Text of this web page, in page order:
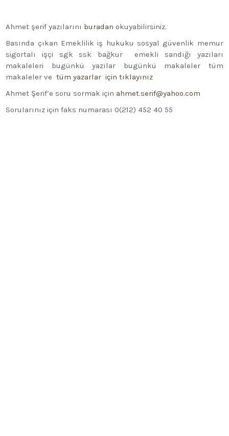
Ahmet şerif yazılarını buradan okuyabilirsiniz.
Basında çıkan Emeklilik iş hukuku sosyal güvenlik memur
sigortalı işçi sgk ssk bağkur emekli sandığı yazıları
makaleleri bugünkü yazılar bugünkü makaleler tüm
makaleler vetüm yazarlar için tıklayınız
Ahmet Şerif’e soru sormak için ahmet.serif@yahoo.com
Sorularınız için faks numarası 0(212) 452 40 55